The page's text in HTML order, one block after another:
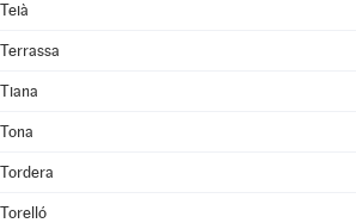
Teià
Terrassa
Tiana
Tona
Tordera
Torelló